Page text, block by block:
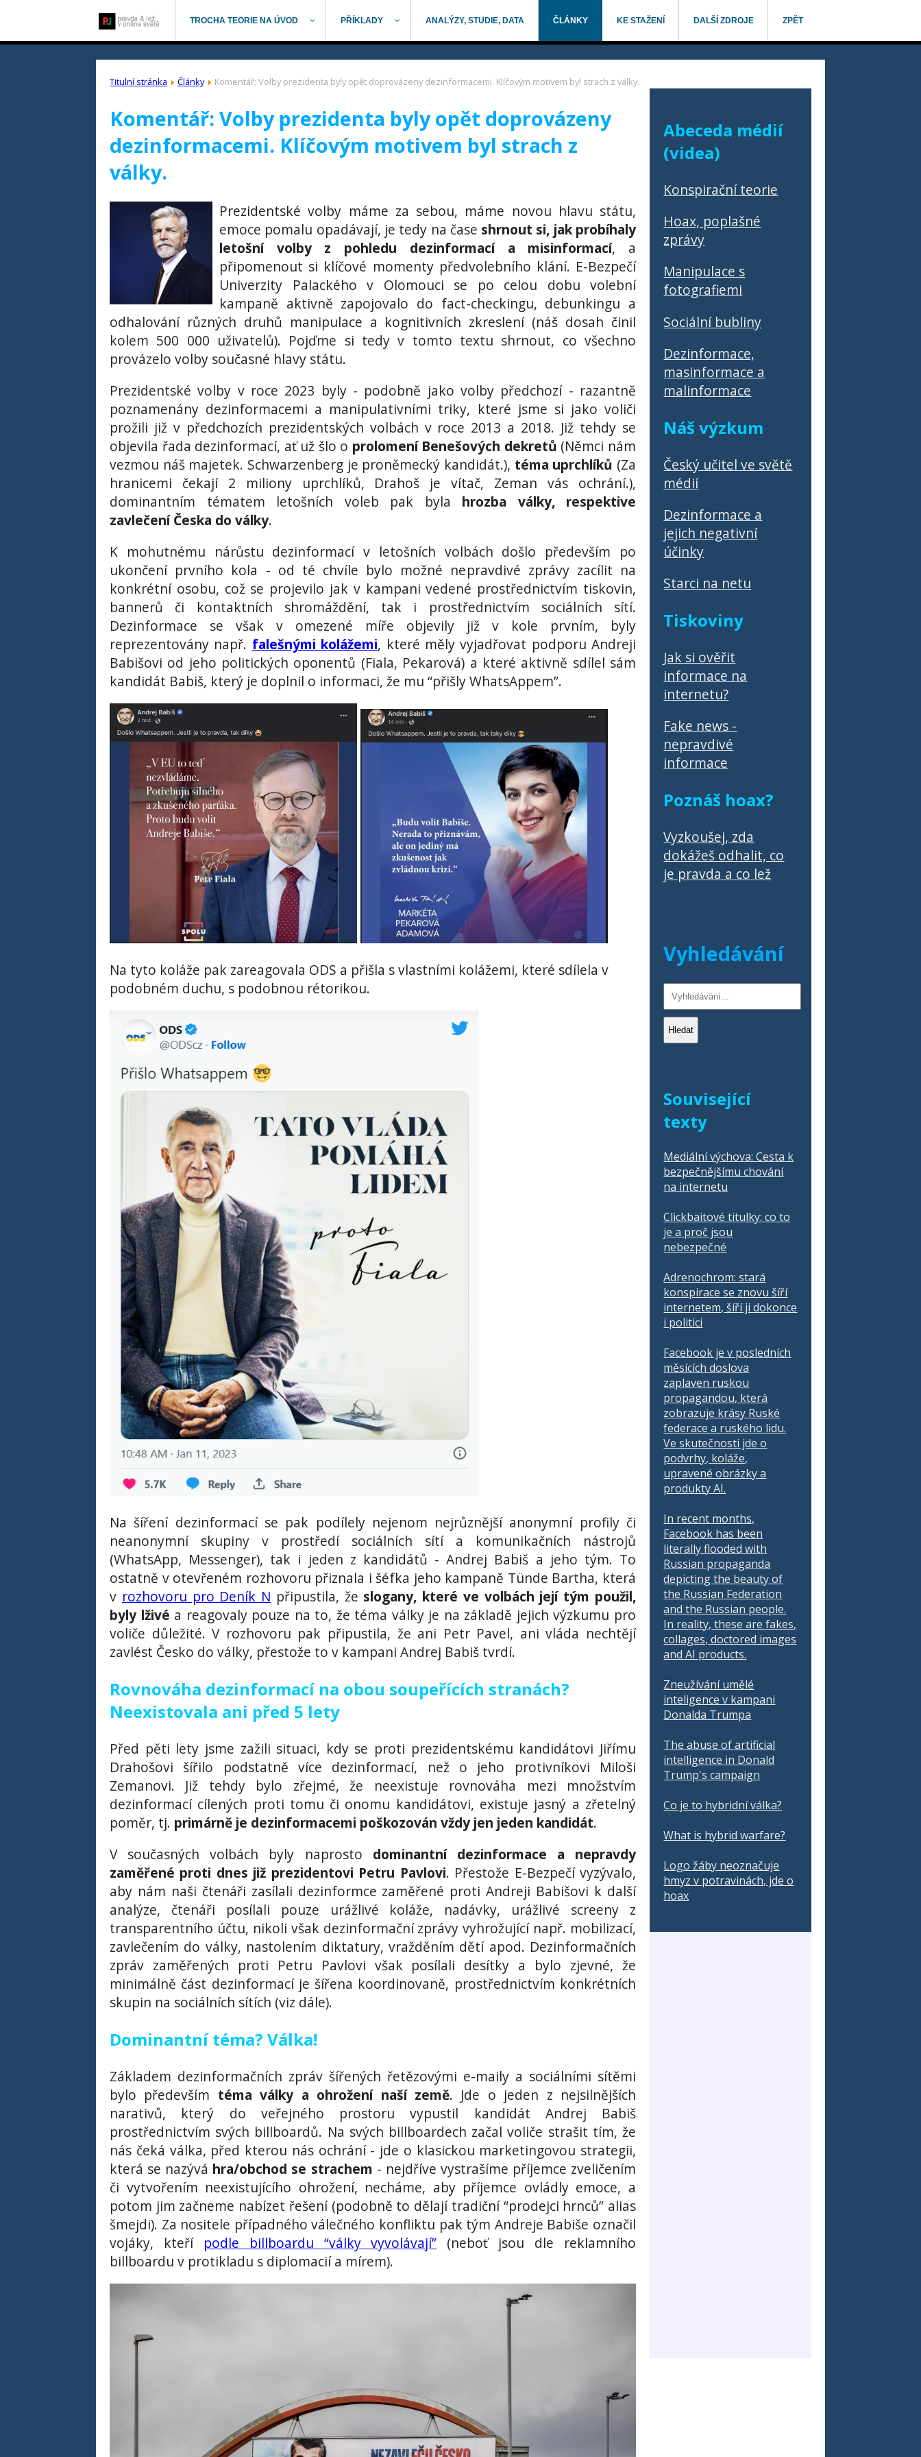
TROCHA TEORIE NA ÚVOD PŘÍKLADY ANALÝZY, STUDIE, DATA ČLÁNKY KE STAŽENÍ DALŠÍ ZDROJE ZPĚT
Titulní stránka Články Komentář: Volby prezidenta byly opět doprovázeny dezinformacemi. Klíčovým motivem byl strach z války.
Abeceda médií
(videa)
Konspirační teorie
Hoax, poplašné
zprávy
Manipulace s
fotografiemi
Sociální bubliny
Dezinformace,
masinformace a
malinformace
Náš výzkum
Český učitel ve světě
médií
Dezinformace a
jejich negativní
účinky
Starci na netu
Tiskoviny
Jak si ověřit
informace na
internetu?
Fake news -
nepravdivé
informace
Poznáš hoax?
Vyzkoušej, zda
dokážeš odhalit, co
je pravda a co lež
Vyhledávání
Hledat
Související
texty
Mediální výchova: Cesta k
bezpečnějšímu chování
na internetu
Clickbaitové titulky: co to
je a proč jsou
nebezpečné
Adrenochrom: stará
konspirace se znovu šíří
internetem, šíří ji dokonce
i politici
Facebook je v posledních
měsících doslova
zaplaven ruskou
propagandou, která
zobrazuje krásy Ruské
federace a ruského lidu.
Ve skutečnosti jde o
podvrhy, koláže,
upravené obrázky a
produkty AI.
In recent months,
Facebook has been
literally flooded with
Russian propaganda
depicting the beauty of
the Russian Federation
and the Russian people.
In reality, these are fakes,
collages, doctored images
and AI products.
Zneužívání umělé
inteligence v kampani
Donalda Trumpa
The abuse of artificial
intelligence in Donald
Trump's campaign
Co je to hybridní válka?
What is hybrid warfare?
Logo žáby neoznačuje
hmyz v potravinách, jde o
hoax
Komentář: Volby prezidenta byly opět doprovázeny
dezinformacemi. Klíčovým motivem byl strach z
války.
Prezidentské volby máme za sebou, máme novou hlavu státu,
emoce pomalu opadávají, je tedy na čase shrnout si, jak probíhaly
letošní volby z pohledu dezinformací a misinformací, a
připomenout si klíčové momenty předvolebního klání. E-Bezpečí
Univerzity Palackého v Olomouci se po celou dobu volební
kampaně aktivně zapojovalo do fact-checkingu, debunkingu a
odhalování různých druhů manipulace a kognitivních zkreslení (náš dosah činil
kolem 500 000 uživatelů). Pojďme si tedy v tomto textu shrnout, co všechno
provázelo volby současné hlavy státu.
Prezidentské volby v roce 2023 byly - podobně jako volby předchozí - razantně
poznamenány dezinformacemi a manipulativními triky, které jsme si jako voliči
prožili již v předchozích prezidentských volbách v roce 2013 a 2018. Již tehdy se
objevila řada dezinformací, ať už šlo o prolomení Benešových dekretů (Němci nám
vezmou náš majetek. Schwarzenberg je proněmecký kandidát.), téma uprchlíků (Za
hranicemi čekají 2 miliony uprchlíků, Drahoš je vítač, Zeman vás ochrání.),
dominantním tématem letošních voleb pak byla hrozba války, respektive
zavlečení Česka do války.
K mohutnému nárůstu dezinformací v letošních volbách došlo především po
ukončení prvního kola - od té chvíle bylo možné nepravdivé zprávy zacílit na
konkrétní osobu, což se projevilo jak v kampani vedené prostřednictvím tiskovin,
bannerů či kontaktních shromáždění, tak i prostřednictvím sociálních sítí.
Dezinformace se však v omezené míře objevily již v kole prvním, byly
reprezentovány např. falešnými kolážemi, které měly vyjadřovat podporu Andreji
Babišovi od jeho politických oponentů (Fiala, Pekarová) a které aktivně sdílel sám
kandidát Babiš, který je doplnil o informaci, že mu “přišly WhatsAppem”.
Na tyto koláže pak zareagovala ODS a přišla s vlastními kolážemi, které sdílela v
podobném duchu, s podobnou rétorikou.
Na šíření dezinformací se pak podílely nejenom nejrůznější anonymní profily či
neanonymní skupiny v prostředí sociálních sítí a komunikačních nástrojů
(WhatsApp, Messenger), tak i jeden z kandidátů - Andrej Babiš a jeho tým. To
ostatně v otevřeném rozhovoru přiznala i šéfka jeho kampaně Tünde Bartha, která
v rozhovoru pro Deník N připustila, že slogany, které ve volbách její tým použil,
byly lživé a reagovaly pouze na to, že téma války je na základě jejich výzkumu pro
voliče důležité. V rozhovoru pak připustila, že ani Petr Pavel, ani vláda nechtějí
zavlést Česko do války, přestože to v kampani Andrej Babiš tvrdí.
Rovnováha dezinformací na obou soupeřících stranách?
Neexistovala ani před 5 lety
Před pěti lety jsme zažili situaci, kdy se proti prezidentskému kandidátovi Jiřímu
Drahošovi šířilo podstatně více dezinformací, než o jeho protivníkovi Miloši
Zemanovi. Již tehdy bylo zřejmé, že neexistuje rovnováha mezi množstvím
dezinformací cílených proti tomu či onomu kandidátovi, existuje jasný a zřetelný
poměr, tj. primárně je dezinformacemi poškozován vždy jen jeden kandidát.
V současných volbách byly naprosto dominantní dezinformace a nepravdy
zaměřené proti dnes již prezidentovi Petru Pavlovi. Přestože E-Bezpečí vyzývalo,
aby nám naši čtenáři zasílali dezinformce zaměřené proti Andreji Babišovi k další
analýze, čtenáři posílali pouze urážlivé koláže, nadávky, urážlivé screeny z
transparentního účtu, nikoli však dezinformační zprávy vyhrožující např. mobilizací,
zavlečením do války, nastolením diktatury, vražděním dětí apod. Dezinformačních
zpráv zaměřených proti Petru Pavlovi však posílali desítky a bylo zjevné, že
minimálně část dezinformací je šířena koordinovaně, prostřednictvím konkrétních
skupin na sociálních sítích (viz dále).
Dominantní téma? Válka!
Základem dezinformačních zpráv šířených řetězovými e-maily a sociálními sítěmi
bylo především téma války a ohrožení naší země. Jde o jeden z nejsilnějších
narativů, který do veřejného prostoru vypustil kandidát Andrej Babiš
prostřednictvím svých billboardů. Na svých billboardech začal voliče strašit tím, že
nás čeká válka, před kterou nás ochrání - jde o klasickou marketingovou strategii,
která se nazývá hra/obchod se strachem - nejdříve vystrašíme příjemce zveličením
či vytvořením neexistujícího ohrožení, necháme, aby příjemce ovládly emoce, a
potom jim začneme nabízet řešení (podobně to dělají tradiční “prodejci hrnců” alias
šmejdi). Za nositele případného válečného konfliktu pak tým Andreje Babiše označil
vojáky, kteří podle billboardu “války vyvolávají” (neboť jsou dle reklamního
billboardu v protikladu s diplomacií a mírem).